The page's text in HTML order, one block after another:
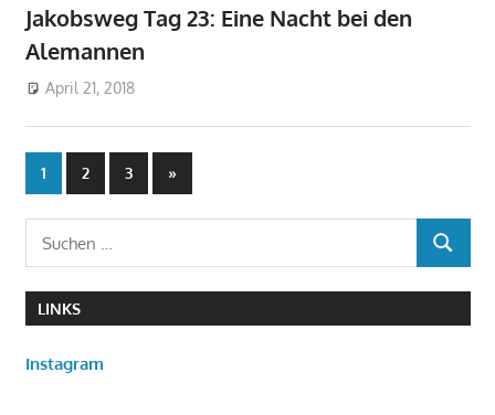
Jakobsweg Tag 23: Eine Nacht bei den
Alemannen
April 21, 2018
Seitennummerierung
der
Beiträge
1 2 3
Nächste
Beiträge
»
SUCHEN
LINKS
Instagram